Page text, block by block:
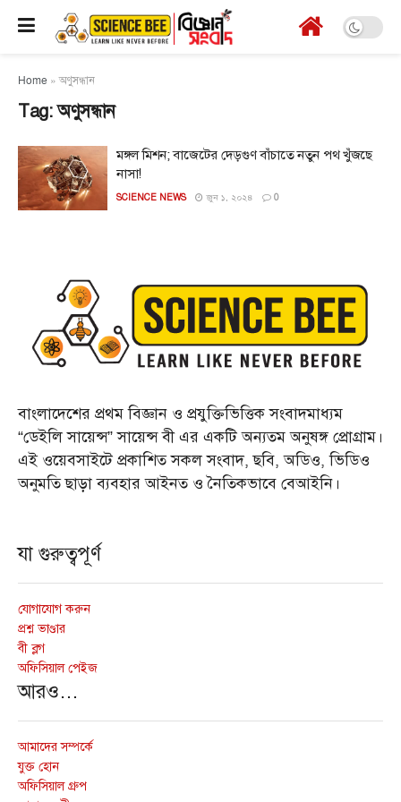
Home »অণুসন্ধান
Tag:অণুসন্ধান
মঙ্গল মিশন; বাজেটের দেড়গুণ বাঁচাতে নতুন পথ খুঁজছে
নাসা!
SCIENCE NEWS জুন ১, ২০২৪ 0
বাংলাদেশের প্রথম বিজ্ঞান ও প্রযুক্তিভিত্তিক সংবাদমাধ্যম
“ডেইলি সায়েন্স” সায়েন্স বী এর একটি অন্যতম অনুষঙ্গ প্রোগ্রাম।
এই ওয়েবসাইটে প্রকাশিত সকল সংবাদ, ছবি, অডিও, ভিডিও
অনুমতি ছাড়া ব্যবহার আইনত ও নৈতিকভাবে বেআইনি।
যা গুরুত্বপূর্ণ
যোগাযোগ করুন
প্রশ্ন ভাণ্ডার
বী ব্লগ
অফিসিয়াল পেইজ
আরও…
আমাদের সম্পর্কে
যুক্ত হোন
অফিসিয়াল গ্রুপ